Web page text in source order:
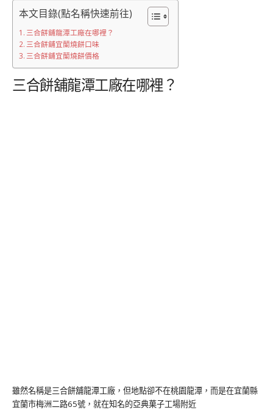
本文目錄(點名稱快速前往)
三合餅舖龍潭工廠在哪裡？
三合餅舖宜蘭燒餅口味
三合餅舖宜蘭燒餅價格
三合餅舖龍潭工廠在哪裡？
雖然名稱是三合餅舖龍潭工廠，但地點卻不在桃園龍潭，而是在宜蘭縣
宜蘭市梅洲二路65號，就在知名的亞典菓子工場附近